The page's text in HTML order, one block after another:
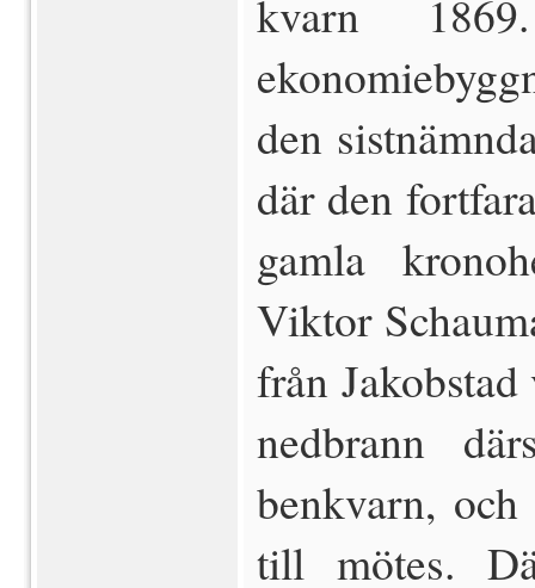
kvarn
den
där den
gamla
Viktor
från
ned­brann
benkvarn,
till mötes.